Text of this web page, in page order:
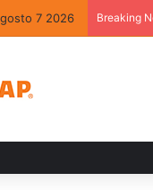
7 2026 Breaking